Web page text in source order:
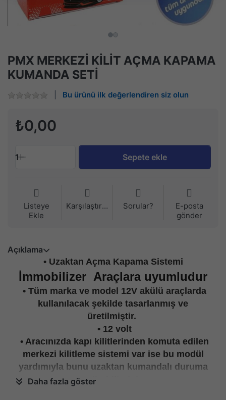
PMX MERKEZİ KİLİT AÇMA KAPAMA
KUMANDA SETİ
Bu ürünü ilk değerlendiren siz olun
₺0,00
1 Sepete ekle
Listeye
Ekle
Karşılaştırma Sorular?
E-posta
gönder
Açıklama
• Uzaktan Açma Kapama Sistemi
İmmobilizer Araçlara uyumludur
• Tüm marka ve model 12V akülü araçlarda
kullanılacak şekilde tasarlanmış ve
üretilmiştir.
• 12 volt
• Aracınızda kapı kilitlerinden komuta edilen
merkezi kilitleme sistemi var ise bu modül
yardımıyla bunu uzaktan kumandalı duruma
getirebilirsiniz.
Daha fazla göster